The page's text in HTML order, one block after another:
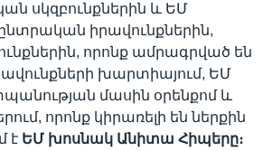
սկզբունքներին և ԵՄ
իրավունքներին,
որոնք ամրագրված են
խարտիայում, ԵՄ
մասին օրենքոմ և
որոնք կիրառելի են ներքին
է ԵՄ խոսնակ Անիտա Հիպերը։